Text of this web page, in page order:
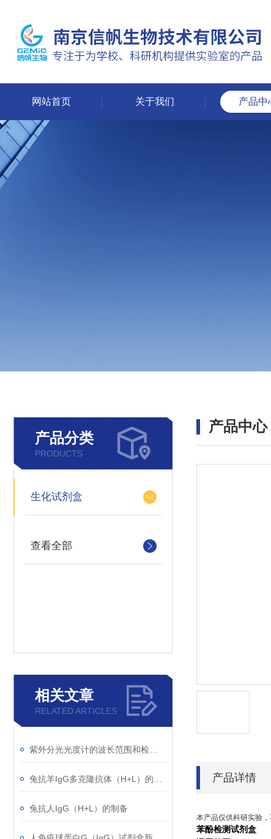
网站首页 关于我们 产品中
产品分类
PRODUCTS
生化试剂盒
查看全部
相关文章
RELATED ARTICLES
兔抗人IgG（H+L）的制备
产品中心
产品详情
本产品仅供科研实验
苯酚检测试剂盒